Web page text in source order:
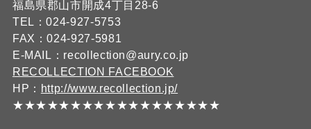
福島県郡山市開成4丁目28-6
TEL：024-927-5753
FAX：024-927-5981
E-MAIL：recollection@aury.co.jp
RECOLLECTION FACEBOOK
HP： http://www.recollection.jp/
★★★★★★★★★★★★★★★★★★